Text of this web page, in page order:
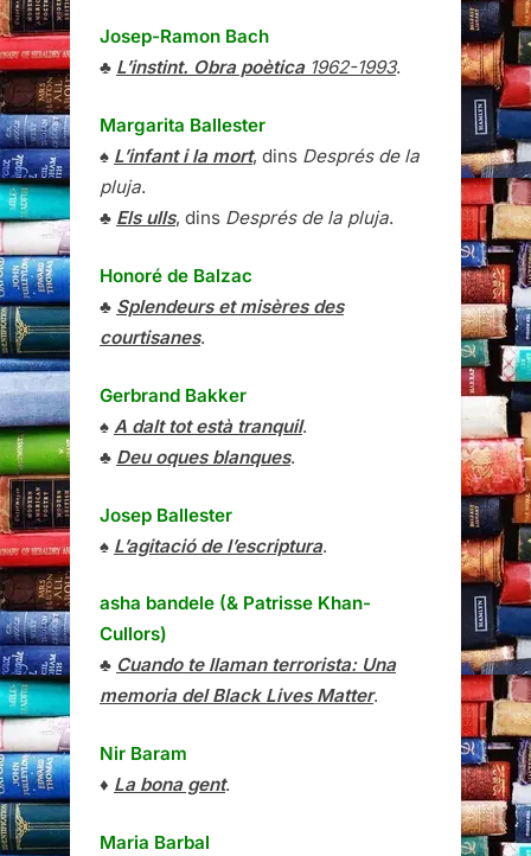
Josep-Ramon Bach
♣ L’instint. Obra poètica1962-1993.
Margarita Ballester
♠ L’infant i la mort, dins Després de la
pluja.
♣ Els ulls, dins Després de la pluja.
Honoré de Balzac
♣ Splendeurs et misères des
courtisanes.
Gerbrand Bakker
♠ A dalt tot està tranquil.
♣ Deu oques blanques.
Josep Ballester
♠ L’agitació de l’escriptura.
asha bandele (& Patrisse Khan-
Cullors)
♣ Cuando te llaman terrorista: Una
memoria del Black Lives Matter.
Nir Baram
♦ La bona gent.
Maria Barbal